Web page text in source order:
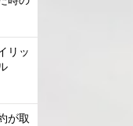
リッ
が取